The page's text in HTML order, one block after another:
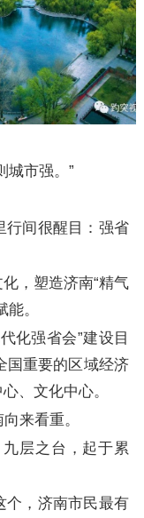
城市强。”
行间很醒目：强省
，塑造济南“精气
。
化强省会”建设目
国重要的区域经济
、文化中心。
来看重。
层之台，起于累
个，济南市民最有